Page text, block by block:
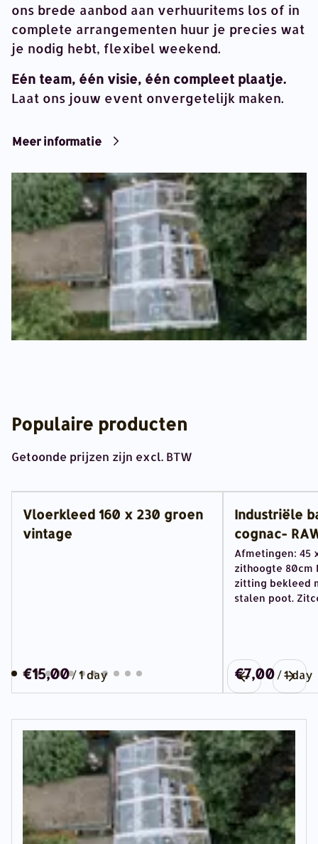
ons brede aanbod aan verhuuritems los of in
complete arrangementen huur je precies wat
je nodig hebt, flexibel weekend.
Eén team, één visie, één compleet plaatje.
Laat ons jouw event onvergetelijk maken.
Meer informatie
Populaire producten
Getoonde prijzen zijn excl. BTW
Vloerkleed 160 x 230 groen
vintage
/
Industriële
cognac-
Afmetingen: 45
zithoogte 80cm
zitting bekleed
stalen poot.
/